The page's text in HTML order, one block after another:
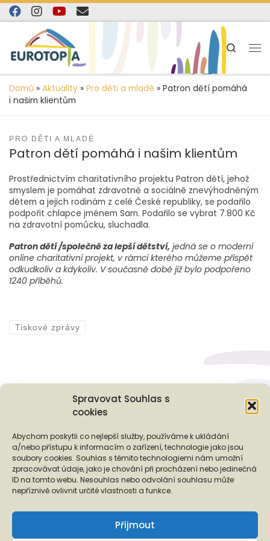
Spravovat Souhlas s
cookies
Abychom poskytli co nejlepší služby, používáme k ukládání
a/nebo přístupu k informacím o zařízení, technologie jako jsou
soubory cookies. Souhlas s těmito technologiemi nám umožní
zpracovávat údaje, jako je chování při procházení nebo jedinečná
ID na tomto webu. Nesouhlas nebo odvolání souhlasu může
nepříznivě ovlivnit určité vlastnosti a funkce.
Přijmout
content
Skip to content
Search
Domů » Aktuality » Pro děti a mladé » Patron dětí pomáhá
i našim klientům
PRO DĚTI A MLADÉ
Patron dětí pomáhá i našim klientům
Prostřednictvím charitativního projektu Patron dětí, jehož
smyslem je pomáhat zdravotně a sociálně znevýhodněným
dětem a jejich rodinám z celé České republiky, se podařilo
podpořit chlapce jménem Sam. Podařilo se vybrat 7.800 Kč
na zdravotní pomůcku, sluchadla.
Patron dětí /společně za lepší dětství, jedná se o moderní
online charitativní projekt, v rámci kterého můžeme přispět
odkudkoliv a kdykoliv. V současně době již bylo podpořeno
1240 příběhů.
Tiskové zprávy
Podporují nás...
❬ ❭